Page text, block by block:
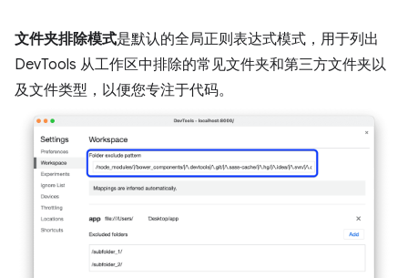
文件夹排除模式是默认的全局正则表达式模式，用于列出
DevTools 从工作区中排除的常见文件夹和第三方文件夹以
及文件类型，以便您专注于代码。